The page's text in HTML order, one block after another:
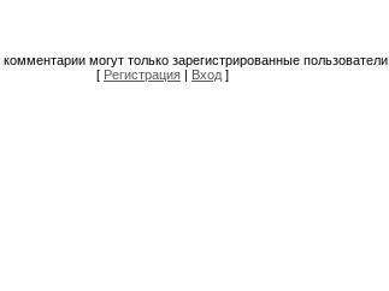
могут только зарегистрированные пользователи.
[ Регистрация | Вход ]